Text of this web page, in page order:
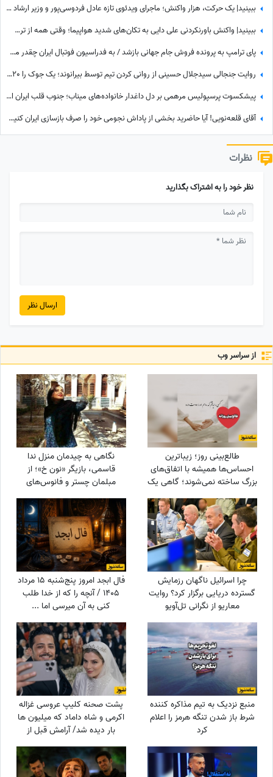
ببینید| یک حرکت، هزار واکنش؛ ماجرای ویدئوی تازه عادل فردوسی‌پور و وزیر ارشاد در مراسم ختم اکبر عبدی چیست؟
ببینید| واکنش باورنکردنی علی دایی به تکان‌های شدید هواپیما؛ وقتی همه از ترس رنگشان پریده بود اما آقای فوتبالیست...
پای ترامپ به پرونده فروش جام جهانی بازشد / به فدراسیون فوتبال ایران چقدر می‌رسد؟
روایت جنجالی سیدجلال حسینی از روانی کردن تیم توسط بیرانوند؛ یک جوک را 20 بار تعریف می‌کند و خودش هم می‌خندد😂 + ویدئو
پیشکسوت پرسپولیس مرهمی بر دل داغدار خانواده‌های میناب؛ جنوب قلب ایران است...
آقای قلعه‌نویی! آیا حاضرید بخشی از پاداش نجومی خود را صرف بازسازی ایران کنید؟+فیلم
نظرات
نظر خود را به اشتراک بگذارید
ارسال نظر
از سراسر وب
طالع‌بینی روز؛ زیباترین
احساس‌ها همیشه با اتفاق‌های
بزرگ ساخته نمی‌شوند؛ گاهی یک
نگاه یا یک توجه کوتاه می‌تواند
یک روز معمولی را به خاطره‌ای
خاص تبدیل کند / پنج‌شنبه 15
مرداد 1405
نگاهی به چیدمان منزل ندا
قاسمی، بازیگر «نون خ»؛ از
مبلمان چستر و فانوس‌های
دکوراتیو تا کابینت شیشه‌ای و
آباژورهای کلاسیک
چرا اسرائیل ناگهان رزمایش
گسترده دریایی برگزار کرد؟ روایت
معاریو از نگرانی تل‌آویو
فال ابجد امروز پنج‌شنبه 15 مرداد
1405 / آنچه را که از خدا طلب
کنی به آن میرسی اما ...
منبع نزدیک به تیم مذاکره کننده
شرط باز شدن تنگه هرمز را اعلام
کرد
پشت صحنه کلیپ عروسی غزاله
اکرمی و شاه داماد که میلیون ها
بار دیده شد/ آرامش قبل از
طوفان/ همه محو لبخند عروس
بودند؛ اما چند دقیقه بعد
همه‌چیز تغییر کرد!